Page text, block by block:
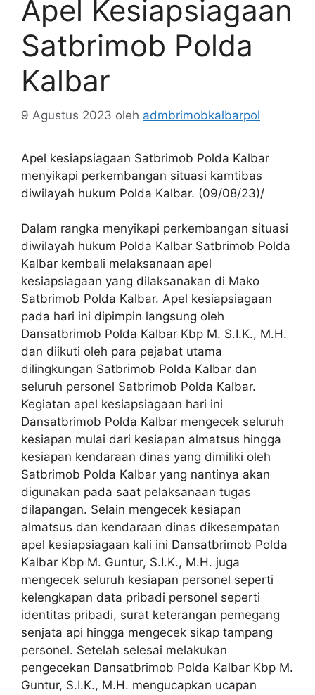
Apel Kesiapsiagaan
Satbrimob Polda
Kalbar
9 Agustus 2023 oleh admbrimobkalbarpol
Apel kesiapsiagaan Satbrimob Polda Kalbar
menyikapi perkembangan situasi kamtibas
diwilayah hukum Polda Kalbar. (09/08/23)/
Dalam rangka menyikapi perkembangan situasi
diwilayah hukum Polda Kalbar Satbrimob Polda
Kalbar kembali melaksanaan apel
kesiapsiagaan yang dilaksanakan di Mako
Satbrimob Polda Kalbar. Apel kesiapsiagaan
pada hari ini dipimpin langsung oleh
Dansatbrimob Polda Kalbar Kbp M. S.I.K., M.H.
dan diikuti oleh para pejabat utama
dilingkungan Satbrimob Polda Kalbar dan
seluruh personel Satbrimob Polda Kalbar.
Kegiatan apel kesiapsiagaan hari ini
Dansatbrimob Polda Kalbar mengecek seluruh
kesiapan mulai dari kesiapan almatsus hingga
kesiapan kendaraan dinas yang dimiliki oleh
Satbrimob Polda Kalbar yang nantinya akan
digunakan pada saat pelaksanaan tugas
dilapangan. Selain mengecek kesiapan
almatsus dan kendaraan dinas dikesempatan
apel kesiapsiagaan kali ini Dansatbrimob Polda
Kalbar Kbp M. Guntur, S.I.K., M.H. juga
mengecek seluruh kesiapan personel seperti
kelengkapan data pribadi personel seperti
identitas pribadi, surat keterangan pemegang
senjata api hingga mengecek sikap tampang
personel. Setelah selesai melakukan
pengecekan Dansatbrimob Polda Kalbar Kbp M.
Guntur, S.I.K., M.H. mengucapkan ucapan